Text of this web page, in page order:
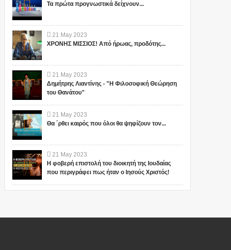
Τα πρώτα προγνωστικά δείχνουν...
21 May 2023
ΧΡΟΝΗΣ ΜΙΣΣΙΟΣ! Από ήρωας, προδότης...
21 May 2023
Δημήτρης Λιαντίνης - "Η Φιλοσοφική Θεώρηση
του Θανάτου"
21 May 2023
Θα ΄ρθει καιρός που όλοι θα ψηφίζουν τον...
21 May 2023
Η φοβερή επιστολή του διοικητή της Ιουδαίας
που περιγράφει πως ήταν ο Ιησούς Χριστός!